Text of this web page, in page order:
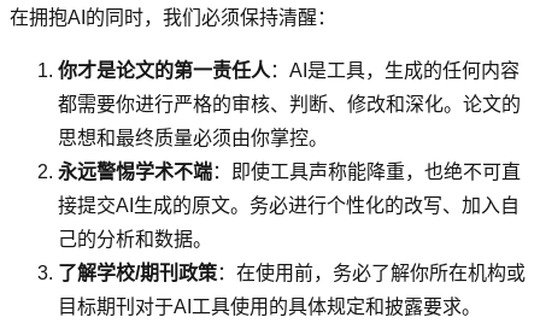
在拥抱AI的同时，我们必须保持清醒：
你才是论文的第一责任人 ：AI是工具，生成的任何内容
都需要你进行严格的审核、判断、修改和深化。论文的
思想和最终质量必须由你掌控。
永远警惕学术不端：即使工具声称能降重，也绝不可直
接提交AI生成的原文。务必进行个性化的改写、加入自
己的分析和数据。
了解学校/期刊政策：在使用前，务必了解你所在机构或
目标期刊对于AI工具使用的具体规定和披露要求。